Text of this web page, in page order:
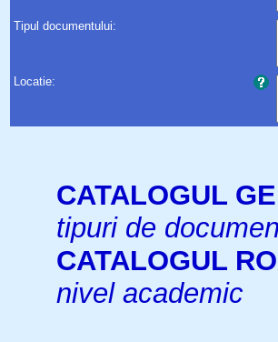
Tipul documentului:
Locatie:
CATALOGUL
tipuri de
CATALOGUL
nivel academic